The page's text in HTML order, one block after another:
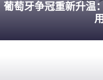
葡萄牙争冠重新升温